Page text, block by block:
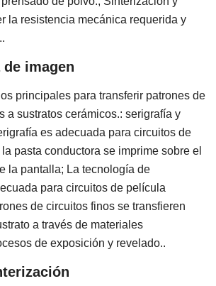
la resistencia mecánica requerida y
imagen
principales para transferir patrones de
a sustratos cerámicos.: serigrafía y
es adecuada para circuitos de
pasta conductora se imprime sobre el
la pantalla; La tecnología de
para circuitos de película
de circuitos finos se transfieren
a través de materiales
de exposición y revelado..